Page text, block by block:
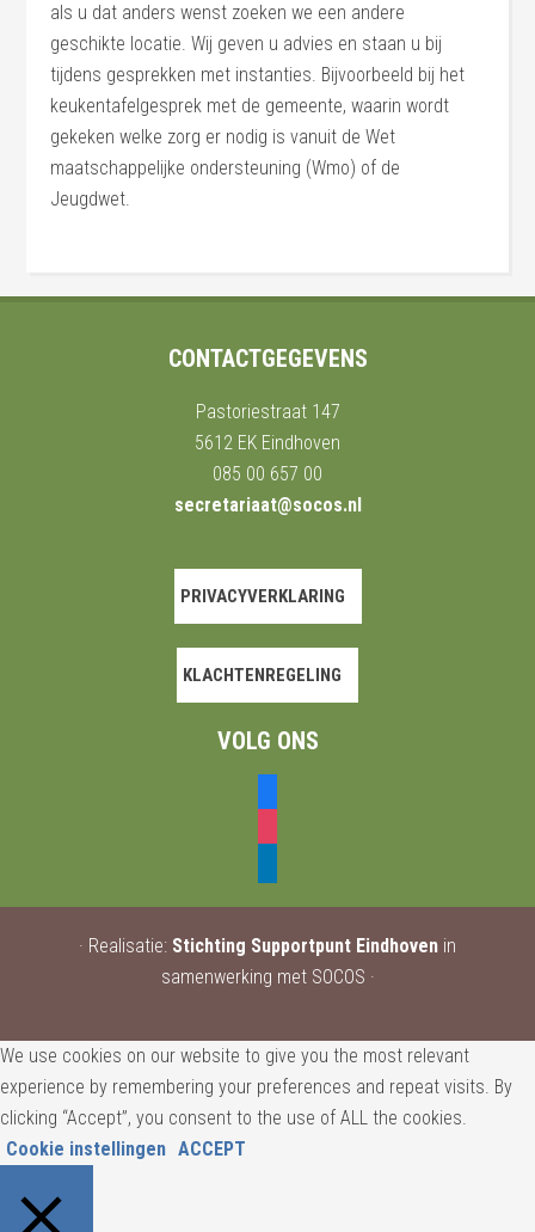
als u dat anders wenst zoeken we een andere
geschikte locatie. Wij geven u advies en staan u bij
tijdens gesprekken met instanties. Bijvoorbeeld bij het
keukentafelgesprek met de gemeente, waarin wordt
gekeken welke zorg er nodig is vanuit de Wet
maatschappelijke ondersteuning (Wmo) of de
Jeugdwet.
CONTACTGEGEVENS
Pastoriestraat 147
5612 EK Eindhoven
085 00 657 00
secretariaat@socos.nl
PRIVACYVERKLARING
KLACHTENREGELING
VOLG ONS
· Realisatie: Stichting Supportpunt Eindhoven in
samenwerking met SOCOS ·
We use cookies on our website to give you the most relevant
experience by remembering your preferences and repeat visits. By
clicking “Accept”, you consent to the use of ALL the cookies.
Cookie instellingen ACCEPT